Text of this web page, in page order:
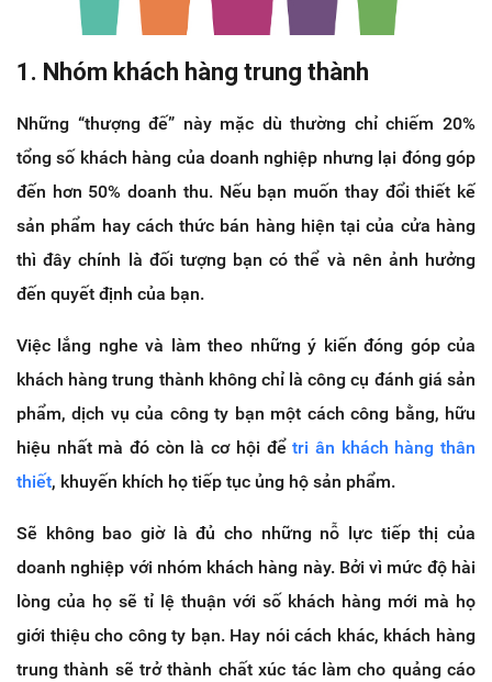
1. Nhóm khách hàng trung thành
Những “thượng đế” này mặc dù thường chỉ chiếm 20%
tổng số khách hàng của doanh nghiệp nhưng lại đóng góp
đến hơn 50% doanh thu. Nếu bạn muốn thay đổi thiết kế
sản phẩm hay cách thức bán hàng hiện tại của cửa hàng
thì đây chính là đối tượng bạn có thể và nên ảnh hưởng
đến quyết định của bạn.
Việc lắng nghe và làm theo những ý kiến đóng góp của
khách hàng trung thành không chỉ là công cụ đánh giá sản
phẩm, dịch vụ của công ty bạn một cách công bằng, hữu
hiệu nhất mà đó còn là cơ hội đểtri ân khách hàng thân
thiết, khuyến khích họ tiếp tục ủng hộ sản phẩm.
Sẽ không bao giờ là đủ cho những nỗ lực tiếp thị của
doanh nghiệp với nhóm khách hàng này. Bởi vì mức độ hài
lòng của họ sẽ tỉ lệ thuận với số khách hàng mới mà họ
giới thiệu cho công ty bạn. Hay nói cách khác, khách hàng
trung thành sẽ trở thành chất xúc tác làm cho quảng cáo